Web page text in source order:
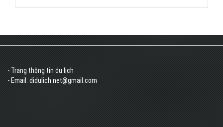
- Trang thông tin du lịch
- Email: didulich.net@gmail.com